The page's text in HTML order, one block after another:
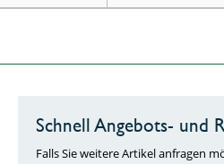
Schnell Angebots- und
Falls Sie weitere Artikel anfragen